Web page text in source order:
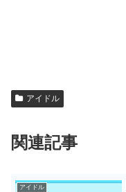
アイドル
関連記事
アイドル